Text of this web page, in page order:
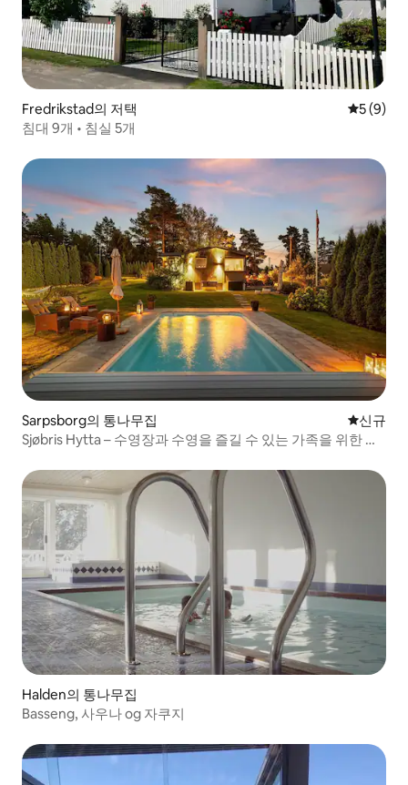
Fredrikstad의 저택 평점 5점
5 (9)
침대 9개 • 침실 5개
Sarpsborg의 통나무집 신규 숙소
신규
Sjøbris Hytta – 수영장과 수영을 즐길 수 있는 가족을 위한 보
Halden의 통나무집
Basseng, 사우나 og 자쿠지